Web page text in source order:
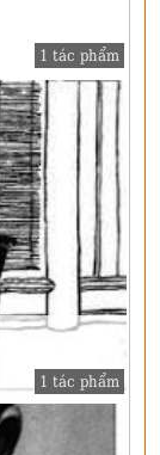
1 tác phẩm
1 tác phẩm